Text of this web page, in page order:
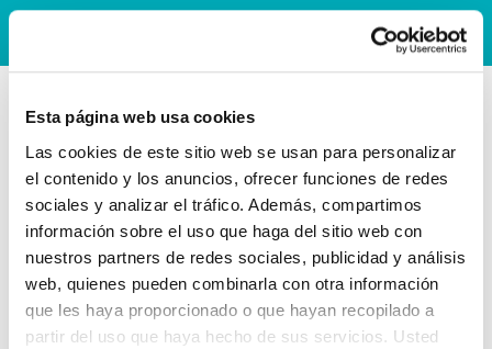
Esta página web usa cookies
Las cookies de este sitio web se usan para personalizar
el contenido y los anuncios, ofrecer funciones de redes
sociales y analizar el tráfico. Además, compartimos
información sobre el uso que haga del sitio web con
nuestros partners de redes sociales, publicidad y análisis
web, quienes pueden combinarla con otra información
que les haya proporcionado o que hayan recopilado a
partir del uso que haya hecho de sus servicios. Usted